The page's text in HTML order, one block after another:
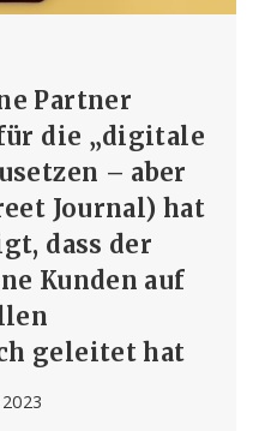
Partner
die „digitale
– aber
Journal) hat
dass der
Kunden auf
geleitet hat